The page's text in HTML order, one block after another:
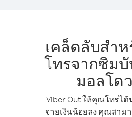
เคล็ดลับสำห
โทรจากซิมบั
มอลโด
Viber Out ให้คุณโทรไ
จ่ายเงินน้อยลง คุณสามา